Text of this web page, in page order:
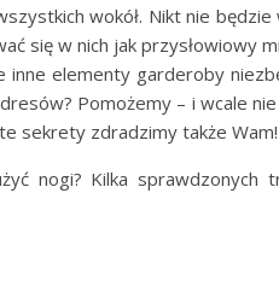
wokół. Nikt nie będzie
się w nich jak przysłowiowy
elementy garderoby
Pomożemy – i wcale
sekrety zdradzimy także Wam!
nogi? Kilka sprawdzonych